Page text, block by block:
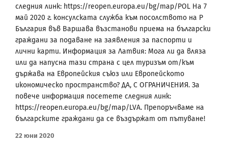
следния линк: https://reopen.europa.eu/bg/map/POL На 7
май 2020 г. консулската служба към посолството на Р
България във Варшава възстанови приема на български
граждани за подаване на заявления за паспорти и
лични карти. Информация за Латвия: Мога ли да вляза
или да напусна тази страна с цел туризъм от/към
държава на Европейския съюз или Европейското
икономическо пространство? ДА, С ОГРАНИЧЕНИЯ. За
повече информация посетете следния линк:
https://reopen.europa.eu/bg/map/LVA. Препоръчваме на
българските граждани да се въздържат от пътуване!
22 Юни 2020